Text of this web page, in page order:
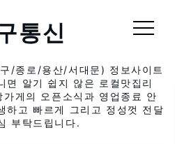
통신
/종로/용산/서대문) 정보사이트
면 알기 쉽지 않은 로컬맛집리
게의 오픈소식과 영업종료 안
하고 빠르게 그리고 정성껏 전달
부탁드립니다.